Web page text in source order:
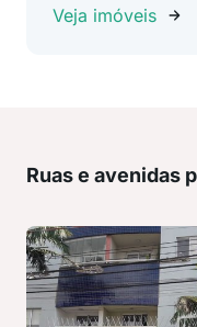
Veja imóveis
Ruas e avenidas